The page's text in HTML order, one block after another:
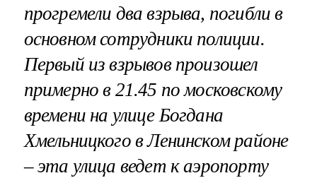
прогремели два взрыва, погибли в
основном сотрудники полиции.
Первый из взрывов произошел
примерно в 21.45 по московскому
времени на улице Богдана
Хмельницкого в Ленинском районе
– эта улица ведет к аэропорту